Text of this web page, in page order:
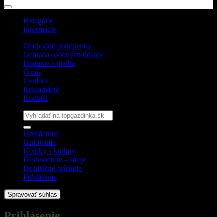
Kategórie
Informácie
Obchodné podmienky
Ochrana osobných údajov
Dodanie a platba
O nás
Cookies
Reklamácie
Kontakt
Hľadať:
Domácnosť
Grilovanie
Kotlíky a kotliny
Drobnochov – stroje
Destilačné prístroje
Prihlásenie
Spravovať súhlas